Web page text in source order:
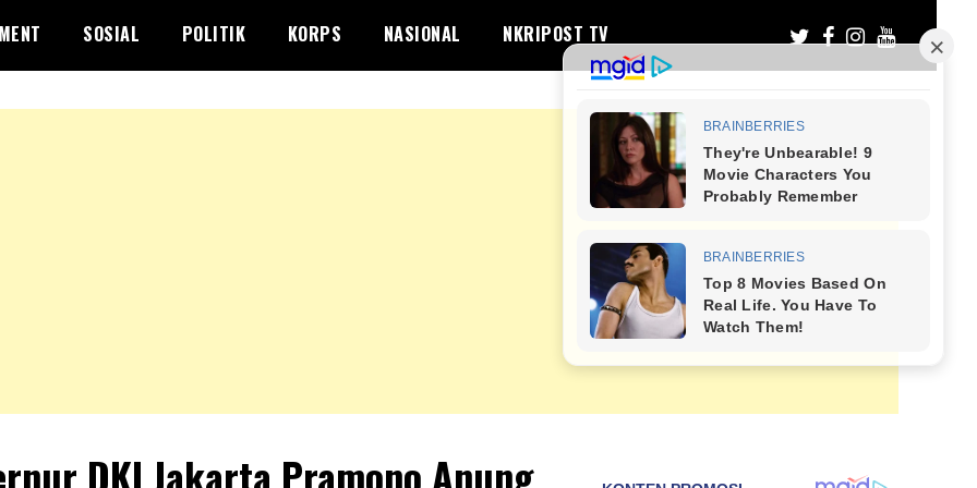
SOSIAL POLITIK KORPS NASIONAL NKRIPOST TV
DKI Jakarta Pramono Anung